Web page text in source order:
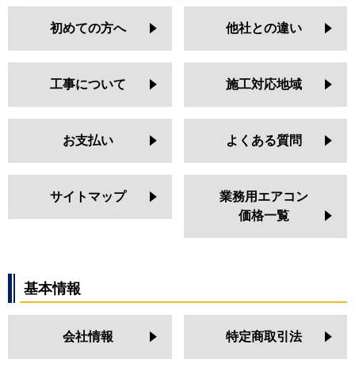
初めての方へ 他社との違い
工事について 施工対応地域
お支払い よくある質問
サイトマップ
業務用エアコン
価格一覧
基本情報
会社情報 特定商取引法